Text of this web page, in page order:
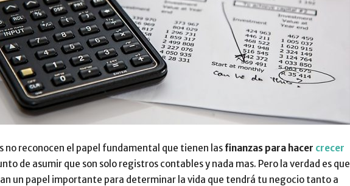
Digitalización
–
no reconocen el papel fundamental que tienen las finanzas para hacer crecer
de asumir que son solo registros contables y nada mas. Pero la verdad es que
un papel importante para determinar la vida que tendrá tu negocio tanto a